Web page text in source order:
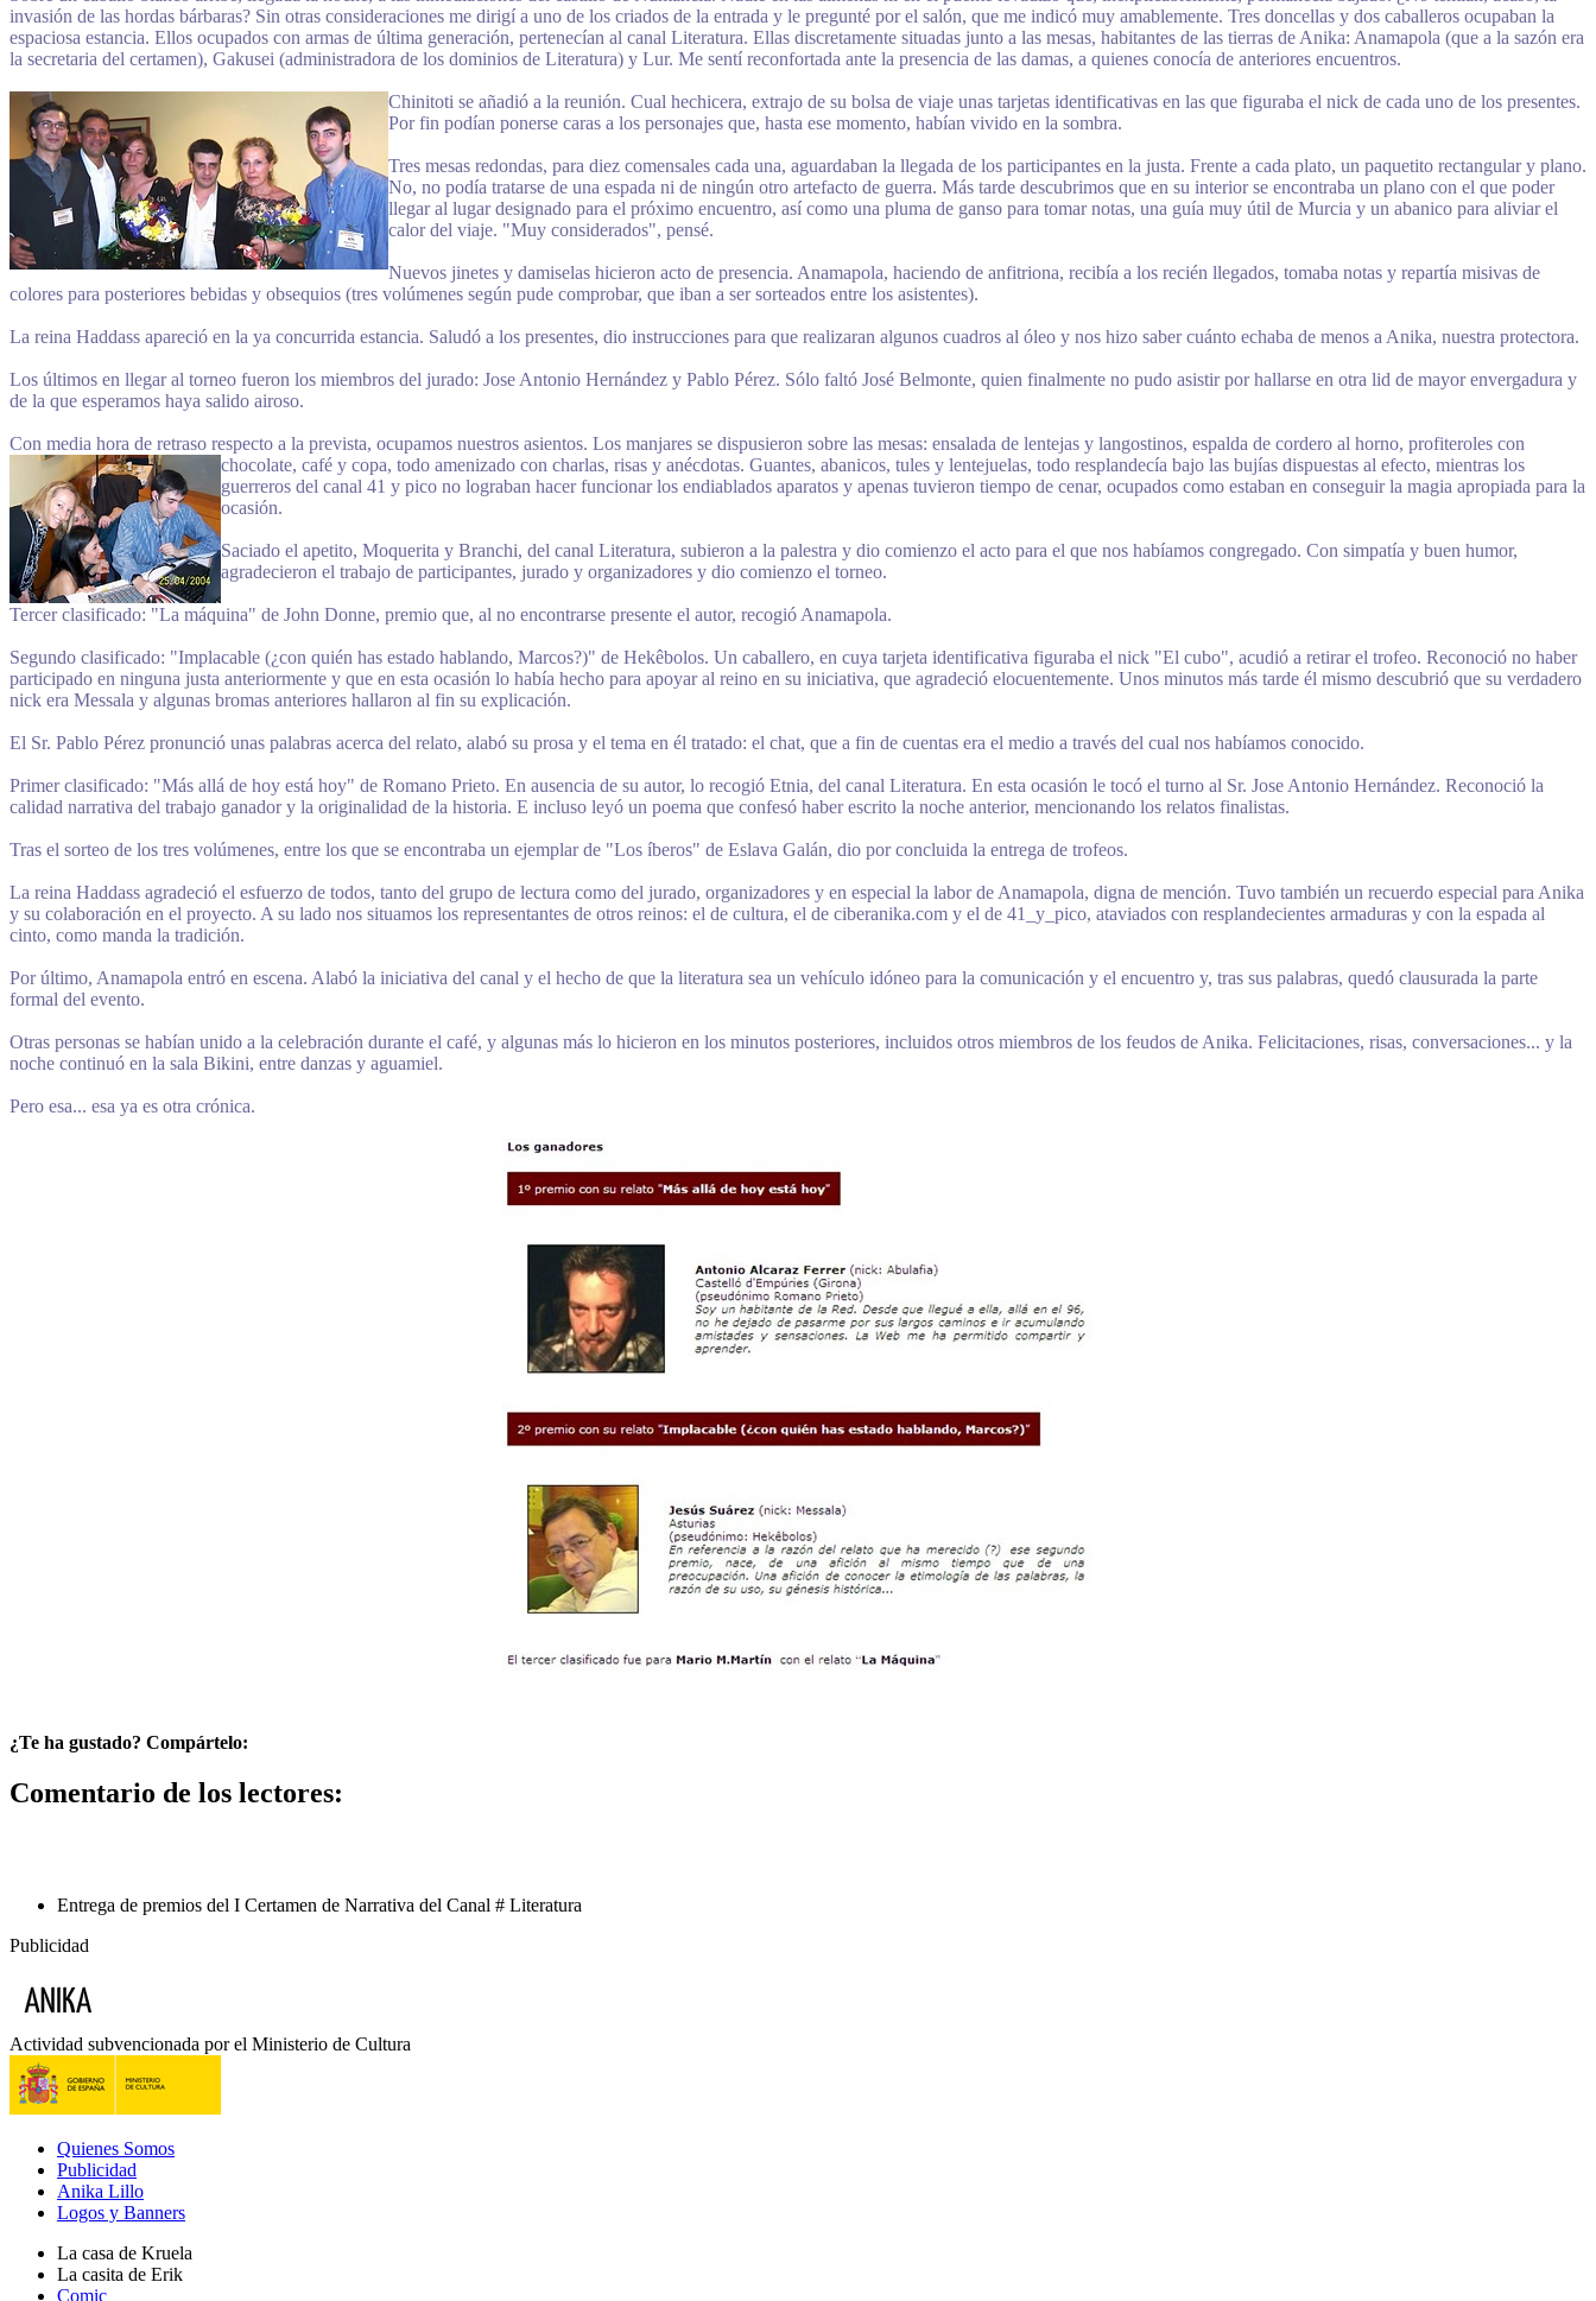
invasión de las hordas bárbaras? Sin otras consideraciones me dirigí a uno de los criados de la entrada y le pregunté por el salón, que me indicó muy amablemente. Tres doncellas y dos caballeros ocupaban la
espaciosa estancia. Ellos ocupados con armas de última generación, pertenecían al canal Literatura. Ellas discretamente situadas junto a las mesas, habitantes de las tierras de Anika: Anamapola (que a la sazón era
la secretaria del certamen), Gakusei (administradora de los dominios de Literatura) y Lur. Me sentí reconfortada ante la presencia de las damas, a quienes conocía de anteriores encuentros.
Chinitoti se añadió a la reunión. Cual hechicera, extrajo de su bolsa de viaje unas tarjetas identificativas en las que figuraba el nick de cada uno de los presentes.
Por fin podían ponerse caras a los personajes que, hasta ese momento, habían vivido en la sombra.
Tres mesas redondas, para diez comensales cada una, aguardaban la llegada de los participantes en la justa. Frente a cada plato, un paquetito rectangular y plano.
No, no podía tratarse de una espada ni de ningún otro artefacto de guerra. Más tarde descubrimos que en su interior se encontraba un plano con el que poder
llegar al lugar designado para el próximo encuentro, así como una pluma de ganso para tomar notas, una guía muy útil de Murcia y un abanico para aliviar el
calor del viaje. "Muy considerados", pensé.
Nuevos jinetes y damiselas hicieron acto de presencia. Anamapola, haciendo de anfitriona, recibía a los recién llegados, tomaba notas y repartía misivas de
colores para posteriores bebidas y obsequios (tres volúmenes según pude comprobar, que iban a ser sorteados entre los asistentes).
La reina Haddass apareció en la ya concurrida estancia. Saludó a los presentes, dio instrucciones para que realizaran algunos cuadros al óleo y nos hizo saber cuánto echaba de menos a Anika, nuestra protectora.
Los últimos en llegar al torneo fueron los miembros del jurado: Jose Antonio Hernández y Pablo Pérez. Sólo faltó José Belmonte, quien finalmente no pudo asistir por hallarse en otra lid de mayor envergadura y
de la que esperamos haya salido airoso.
Con media hora de retraso respecto a la prevista, ocupamos nuestros asientos. Los manjares se dispusieron sobre las mesas: ensalada de lentejas y langostinos, espalda de cordero al horno, profiteroles con
chocolate, café y copa, todo amenizado con charlas, risas y anécdotas. Guantes, abanicos, tules y lentejuelas, todo resplandecía bajo las bujías dispuestas al efecto, mientras los
guerreros del canal 41 y pico no lograban hacer funcionar los endiablados aparatos y apenas tuvieron tiempo de cenar, ocupados como estaban en conseguir la magia apropiada para la
ocasión.
Saciado el apetito, Moquerita y Branchi, del canal Literatura, subieron a la palestra y dio comienzo el acto para el que nos habíamos congregado. Con simpatía y buen humor,
agradecieron el trabajo de participantes, jurado y organizadores y dio comienzo el torneo.
Tercer clasificado: "La máquina" de John Donne, premio que, al no encontrarse presente el autor, recogió Anamapola.
Segundo clasificado: "Implacable (¿con quién has estado hablando, Marcos?)" de Hekêbolos. Un caballero, en cuya tarjeta identificativa figuraba el nick "El cubo", acudió a retirar el trofeo. Reconoció no haber
participado en ninguna justa anteriormente y que en esta ocasión lo había hecho para apoyar al reino en su iniciativa, que agradeció elocuentemente. Unos minutos más tarde él mismo descubrió que su verdadero
nick era Messala y algunas bromas anteriores hallaron al fin su explicación.
El Sr. Pablo Pérez pronunció unas palabras acerca del relato, alabó su prosa y el tema en él tratado: el chat, que a fin de cuentas era el medio a través del cual nos habíamos conocido.
Primer clasificado: "Más allá de hoy está hoy" de Romano Prieto. En ausencia de su autor, lo recogió Etnia, del canal Literatura. En esta ocasión le tocó el turno al Sr. Jose Antonio Hernández. Reconoció la
calidad narrativa del trabajo ganador y la originalidad de la historia. E incluso leyó un poema que confesó haber escrito la noche anterior, mencionando los relatos finalistas.
Tras el sorteo de los tres volúmenes, entre los que se encontraba un ejemplar de "Los íberos" de Eslava Galán, dio por concluida la entrega de trofeos.
La reina Haddass agradeció el esfuerzo de todos, tanto del grupo de lectura como del jurado, organizadores y en especial la labor de Anamapola, digna de mención. Tuvo también un recuerdo especial para Anika
y su colaboración en el proyecto. A su lado nos situamos los representantes de otros reinos: el de cultura, el de ciberanika.com y el de 41_y_pico, ataviados con resplandecientes armaduras y con la espada al
cinto, como manda la tradición.
Por último, Anamapola entró en escena. Alabó la iniciativa del canal y el hecho de que la literatura sea un vehículo idóneo para la comunicación y el encuentro y, tras sus palabras, quedó clausurada la parte
formal del evento.
Otras personas se habían unido a la celebración durante el café, y algunas más lo hicieron en los minutos posteriores, incluidos otros miembros de los feudos de Anika. Felicitaciones, risas, conversaciones... y la
noche continuó en la sala Bikini, entre danzas y aguamiel.
Pero esa... esa ya es otra crónica.
¿Te ha gustado? Compártelo:
Comentario de los lectores:
Entrega de premios del I Certamen de Narrativa del Canal # Literatura
Publicidad
Actividad subvencionada por el Ministerio de Cultura
Quienes Somos
Publicidad
Anika Lillo
Logos y Banners
La casa de Kruela
La casita de Erik
Comic